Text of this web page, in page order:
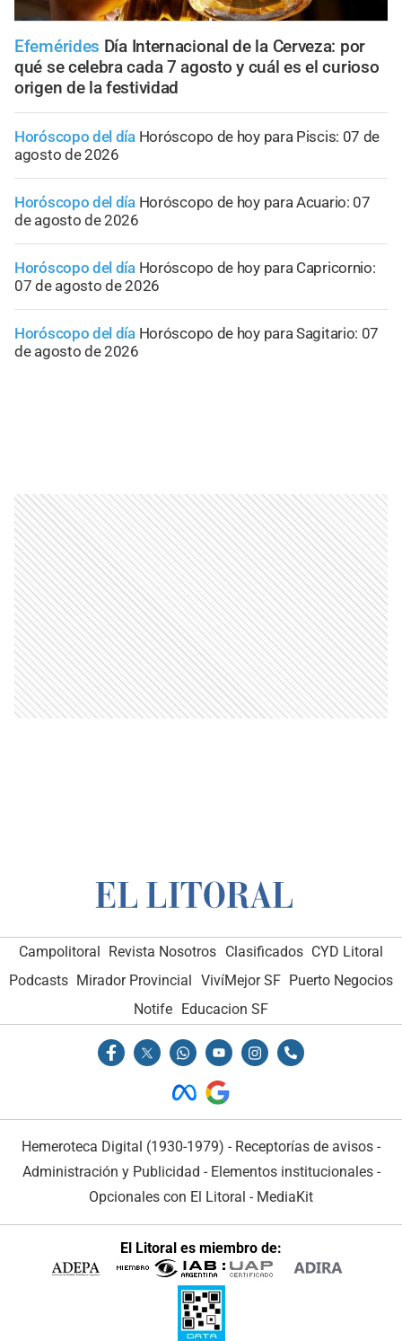
Efemérides Día Internacional de la Cerveza: por
qué se celebra cada 7 agosto y cuál es el curioso
origen de la festividad
Horóscopo del día Horóscopo de hoy para Piscis: 07 de
agosto de 2026
Horóscopo del día Horóscopo de hoy para Acuario: 07
de agosto de 2026
Horóscopo del día Horóscopo de hoy para Capricornio:
07 de agosto de 2026
Horóscopo del día Horóscopo de hoy para Sagitario: 07
de agosto de 2026
Campolitoral Revista Nosotros Clasificados CYD Litoral
Podcasts Mirador Provincial VivíMejor SF Puerto Negocios
Notife Educacion SF
Hemeroteca Digital (1930-1979) - Receptorías de avisos -
Administración y Publicidad - Elementos institucionales-
Opcionales con El Litoral - MediaKit
El Litoral es miembro de: